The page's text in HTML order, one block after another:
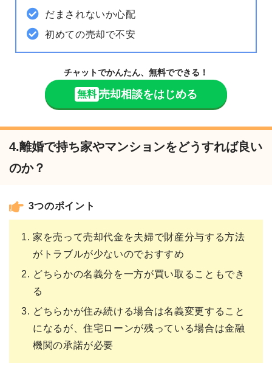
だまされないか心配
初めての売却で不安
チャットでかんたん、無料でできる！
無料 売却相談をはじめる
4.離婚で持ち家やマンションをどうすれば良い
のか？
3つのポイント
家を売って売却代金を夫婦で財産分与する方法
がトラブルが少ないのでおすすめ
どちらかの名義分を一方が買い取ることもでき
る
どちらかが住み続ける場合は名義変更すること
になるが、住宅ローンが残っている場合は金融
機関の承諾が必要